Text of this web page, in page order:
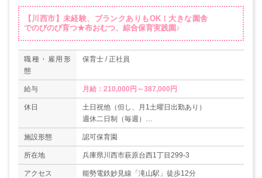
【川西市】未経験、ブランクありもOK！大きな園舎
でのびのび育つ★布おむつ、綜合保育実践園♪
職種・雇用形
態
保育士 / 正社員
給与 月給：210,000円～387,000円
休日
土日祝他（但し、月1土曜日出勤あり）
週休二日制（毎週）
年末年始、お盆休み
有給休暇6ヶ月経過後10日
施設形態 認可保育園
所在地 兵庫県川西市萩原台西1丁目299-3
アクセス 能勢電鉄妙見線「滝山駅」徒歩12分